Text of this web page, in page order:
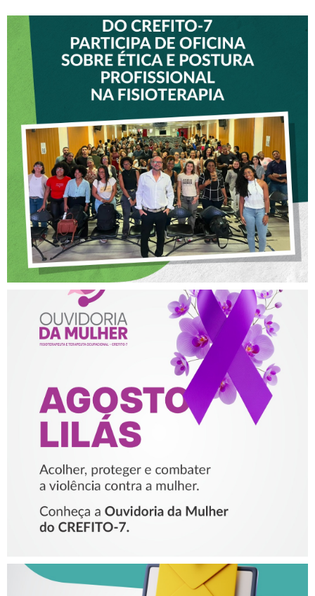
VICE-PRESIDENTE DO
CREFITO-7 PARTICIPA DE
OFICINA SOBRE ÉTICA E
POSTURA PROFISSIONAL
NA FISIOTERAPIA
AGOSTO LILÁS – ACOLHER,
PROTEGER E COMBATER A
VIOLÊNCIA CONTRA A
MULHER